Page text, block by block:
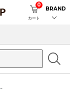
カート
0
BRAND